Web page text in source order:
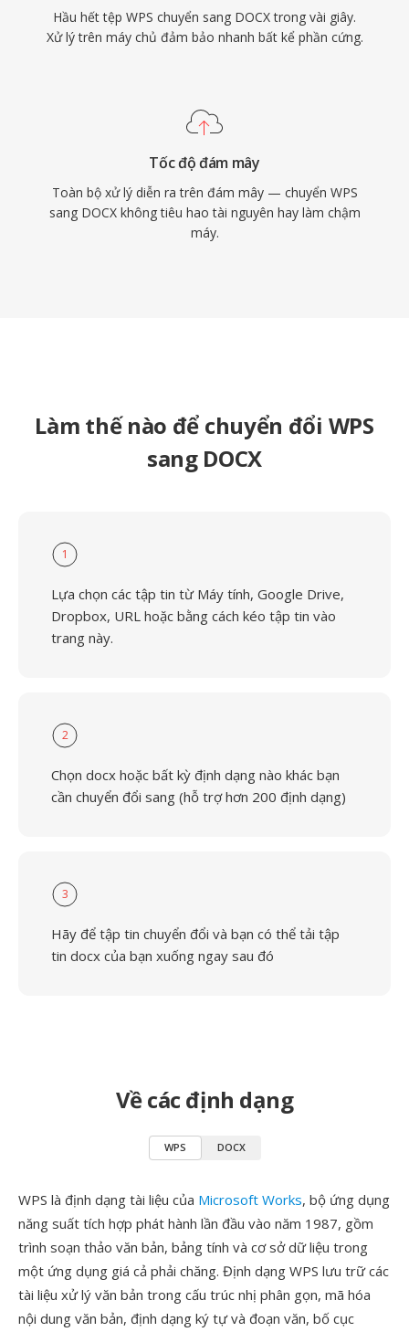
Hầu hết tệp WPS chuyển sang DOCX trong vài giây.
Xử lý trên máy chủ đảm bảo nhanh bất kể phần cứng.
Tốc độ đám mây
Toàn bộ xử lý diễn ra trên đám mây — chuyển WPS
sang DOCX không tiêu hao tài nguyên hay làm chậm
máy.
Làm thế nào để chuyển đổi WPS
sang DOCX
1
Lựa chọn các tập tin từ Máy tính, Google Drive,
Dropbox, URL hoặc bằng cách kéo tập tin vào
trang này.
2
Chọn docx hoặc bất kỳ định dạng nào khác bạn
cần chuyển đổi sang (hỗ trợ hơn 200 định dạng)
3
Hãy để tập tin chuyển đổi và bạn có thể tải tập
tin docx của bạn xuống ngay sau đó
Về các định dạng
WPS DOCX
WPS là định dạng tài liệu của Microsoft Works, bộ ứng dụng
năng suất tích hợp phát hành lần đầu vào năm 1987, gồm
trình soạn thảo văn bản, bảng tính và cơ sở dữ liệu trong
một ứng dụng giá cả phải chăng. Định dạng WPS lưu trữ các
tài liệu xử lý văn bản trong cấu trúc nhị phân gọn, mã hóa
nội dung văn bản, định dạng ký tự và đoạn văn, bố cục